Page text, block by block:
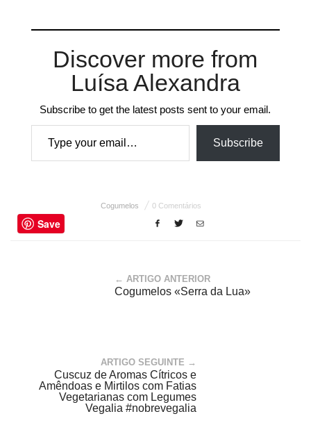
Discover more from
Luísa Alexandra
Subscribe to get the latest posts sent to your email.
Type your email…
Subscribe
Cogumelos 0 Comentários
Save
← ARTIGO ANTERIOR
Cogumelos «Serra da Lua»
ARTIGO SEGUINTE →
Cuscuz de Aromas Cítricos e
Amêndoas e Mirtilos com Fatias
Vegetarianas com Legumes
Vegalia #nobrevegalia